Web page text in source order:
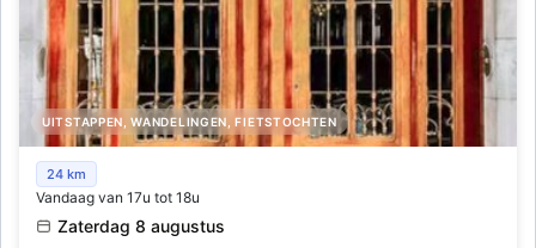
UITSTAPPEN, WANDELINGEN, FIETSTOCHTEN
Interieurbezoek met gids aan Hôtel Solvay, Victor Horta
(in het Engels)
24 km
Vandaag van 17u tot 18u
Zaterdag 8 augustus